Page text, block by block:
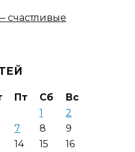
счастливые
Пт Сб
Вс
1
2
7 8
9
14 15
16